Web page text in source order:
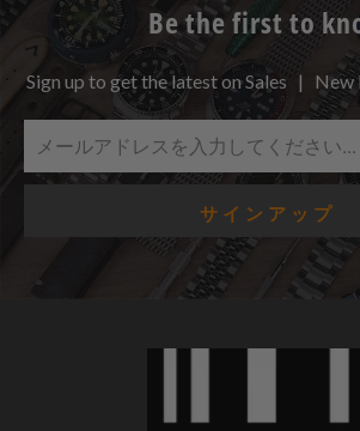
Be the first to
Sign up to get the latest on Sales | New